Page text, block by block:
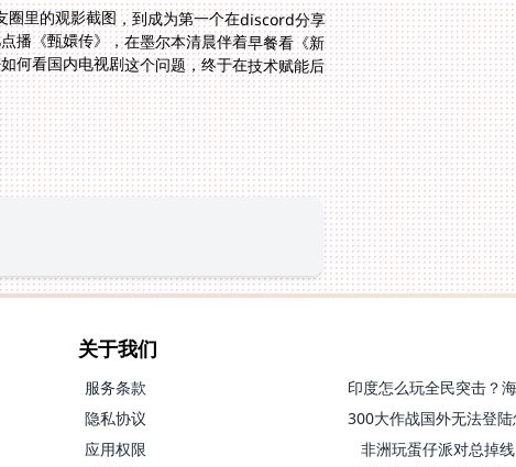
圈里的观影截图，到成为第一个在discord分享
播《甄嬛传》，在墨尔本清晨伴着早餐看《新
何看国内电视剧这个问题，终于在技术赋能后
关于我们
服务条款
隐私协议
应用权限
非洲玩蛋仔派对总掉